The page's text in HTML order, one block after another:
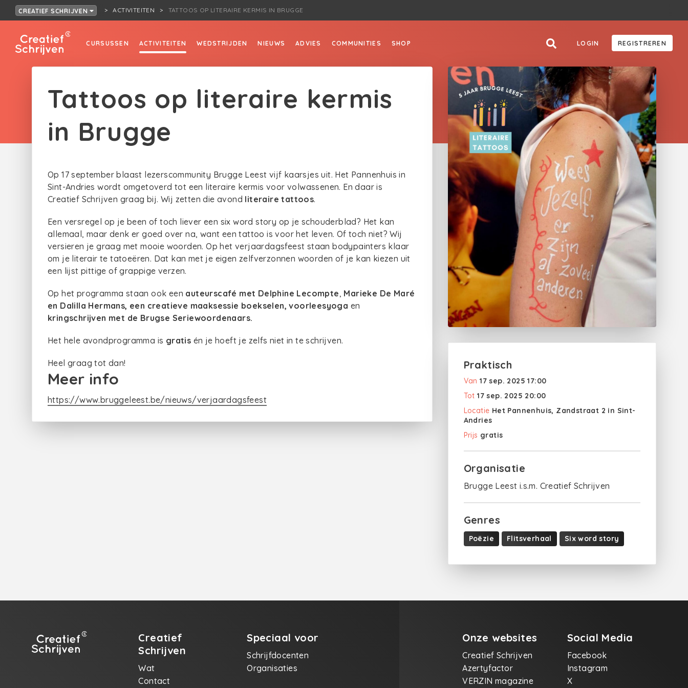
CREATIEF SCHRIJVEN ACTIVITEITEN TATTOOS OP LITERAIRE KERMIS IN BRUGGE
CURSUSSEN ACTIVITEITEN WEDSTRIJDEN NIEUWS ADVIES COMMUNITIES SHOP LOGIN REGISTREREN
Tattoos op literaire kermis
in Brugge
Op 17 september blaast lezerscommunity Brugge Leest vijf kaarsjes uit. Het Pannenhuis in
Sint-Andries wordt omgetoverd tot een literaire kermis voor volwassenen. En daar is
Creatief Schrijven graag bij. Wij zetten die avond literaire tattoos.
Een versregel op je been of toch liever een six word story op je schouderblad? Het kan
allemaal, maar denk er goed over na, want een tattoo is voor het leven. Of toch niet? Wij
versieren je graag met mooie woorden. Op het verjaardagsfeest staan bodypainters klaar
om je literair te tatoeëren. Dat kan met je eigen zelfverzonnen woorden of je kan kiezen uit
een lijst pittige of grappige verzen.
Op het programma staan ook een auteurscafé met Delphine Lecompte, Marieke De Maré
en Dalilla Hermans, een creatieve maaksessie boekselen, voorleesyoga en
kringschrijven met de Brugse Seriewoordenaars.
Het hele avondprogramma is gratis én je hoeft je zelfs niet in te schrijven.
Heel graag tot dan!
Meer info
https://www.bruggeleest.be/nieuws/verjaardagsfeest
Praktisch
Van 17 sep. 2025 17:00
Tot 17 sep. 2025 20:00
Locatie Het Pannenhuis, Zandstraat 2 in Sint-
Andries
Prijs gratis
Organisatie
Brugge Leest i.s.m. Creatief Schrijven
Genres
Poëzie Flitsverhaal Six word story
Creatief
Schrijven
Wat
Contact
Speciaal voor
Schrijfdocenten
Organisaties
Onze websites
Creatief Schrijven
Azertyfactor
VERZIN magazine
Social Media
Facebook
Instagram
X